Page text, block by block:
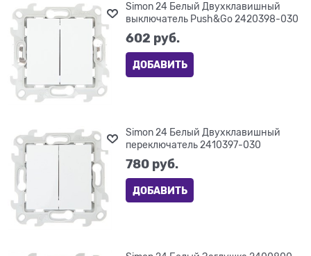
Simon 24 Белый Двухклавишный
выключатель Push&Go 2420398-030
602 руб.
ДОБАВИТЬ
Simon 24 Белый Двухклавишный
переключатель 2410397-030
780 руб.
ДОБАВИТЬ